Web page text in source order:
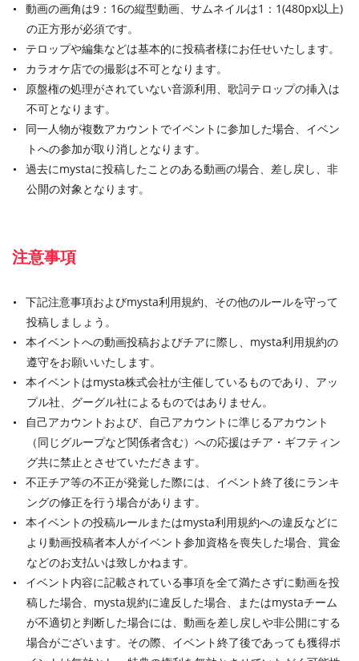
動画の画角は9：16の縦型動画、サムネイルは1：1(480px以上)
の正方形が必須です。
テロップや編集などは基本的に投稿者様にお任せいたします。
カラオケ店での撮影は不可となります。
原盤権の処理がされていない音源利用、歌詞テロップの挿入は
不可となります。
同一人物が複数アカウントでイベントに参加した場合、イベン
トへの参加が取り消しとなります。
過去にmystaに投稿したことのある動画の場合、差し戻し、非
公開の対象となります。
注意事項
下記注意事項およびmysta利用規約、その他のルールを守って
投稿しましょう。
本イベントへの動画投稿およびチアに際し、mysta利用規約の
遵守をお願いいたします。
本イベントはmysta株式会社が主催しているものであり、アッ
プル社、グーグル社によるものではありません。
自己アカウントおよび、自己アカウントに準じるアカウント
（同じグループなど関係者含む）への応援はチア・ギフティン
グ共に禁止とさせていただきます。
不正チア等の不正が発覚した際には、イベント終了後にランキ
ングの修正を行う場合があります。
本イベントの投稿ルールまたはmysta利用規約への違反などに
より動画投稿者本人がイベント参加資格を喪失した場合、賞金
などのお支払いは致しかねます。
イベント内容に記載されている事項を全て満たさずに動画を投
稿した場合、mysta規約に違反した場合、またはmystaチーム
が不適切と判断した場合には、動画を差し戻しや非公開にする
場合がございます。その際、イベント終了後であっても獲得ポ